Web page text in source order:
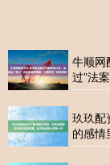
牛顺网
过”法
玖玖配
的感情